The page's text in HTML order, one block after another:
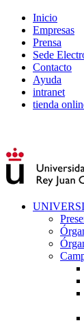
Inicio
Empresas
Prensa
Sede
Contacto
Ayuda
intranet
tienda